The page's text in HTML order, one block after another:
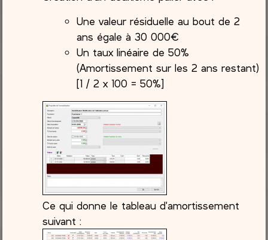
Une valeur résiduelle au bout de 2
ans égale à 30 000€
Un taux linéaire de 50%
(Amortissement sur les 2 ans restant)
[1 / 2 x 100 = 50%]
Ce qui donne le tableau d'amortissement
suivant :